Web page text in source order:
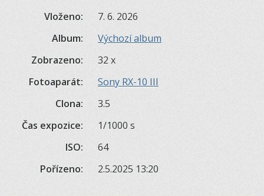
Vloženo:
7. 6. 2026
Album:
Výchozí album
Zobrazeno:
32 x
Fotoaparát:
Sony RX-10 III
Clona:
3.5
Čas expozice:
1/1000 s
ISO:
64
Pořízeno:
2.5.2025 13:20